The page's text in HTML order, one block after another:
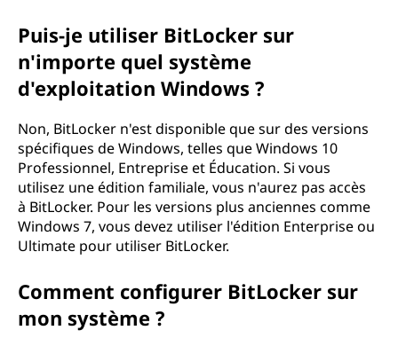
Puis-je utiliser BitLocker sur
n'importe quel système
d'exploitation Windows ?
Non, BitLocker n'est disponible que sur des versions
spécifiques de Windows, telles que Windows 10
Professionnel, Entreprise et Éducation. Si vous
utilisez une édition familiale, vous n'aurez pas accès
à BitLocker. Pour les versions plus anciennes comme
Windows 7, vous devez utiliser l'édition Enterprise ou
Ultimate pour utiliser BitLocker.
Comment configurer BitLocker sur
mon système ?